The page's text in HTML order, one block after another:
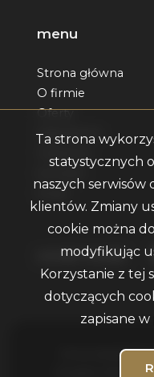
menu
Strona główna
O firmie
Oferty
Zgłoszenia
Kontakt
Rodo
social media
Firma Vestalia
Program dla biur
Ta strona
statystycznych
naszych
klientów. Zmiany
cookie można
modyfikując
Korzystanie z tej
dotyczących
zapisane